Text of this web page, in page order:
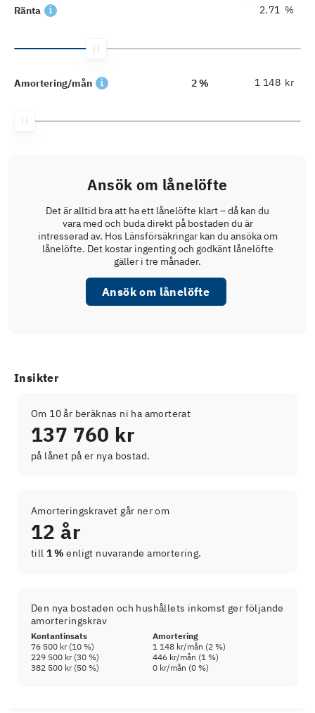
Ränta %
Amortering/mån 2 % kr
Ansök om lånelöfte
Det är alltid bra att ha ett lånelöfte klart – då kan du
vara med och buda direkt på bostaden du är
intresserad av. Hos Länsförsäkringar kan du ansöka om
lånelöfte. Det kostar ingenting och godkänt lånelöfte
gäller i tre månader.
Ansök om lånelöfte
Insikter
Om 10 år beräknas ni ha amorterat
137 760 kr
på lånet på er nya bostad.
Amorteringskravet går ner om
12 år
till 1 % enligt nuvarande amortering.
Den nya bostaden och hushållets inkomst ger följande
amorteringskrav
Kontantinsats
Amortering
76 500 kr(10 %) 1 148 kr/mån (2 %)
229 500 kr(30 %) 446 kr/mån (1 %)
382 500 kr(50 %) 0 kr/mån (0 %)